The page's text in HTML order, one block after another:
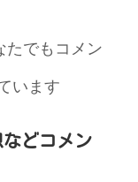
たでもコメン
います
どコメン